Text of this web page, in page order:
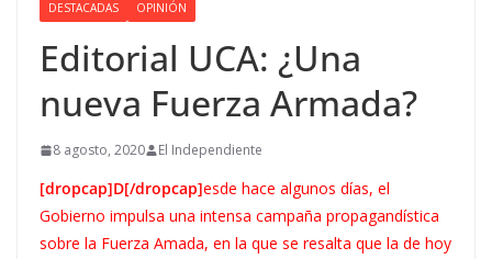
DESTACADAS OPINIÓN
Editorial UCA: ¿Una
nueva Fuerza Armada?
8 agosto, 2020 El Independiente
[dropcap]D[/dropcap]esde hace algunos días, el
Gobierno impulsa una intensa campaña propagandística
sobre la Fuerza Amada, en la que se resalta que la de hoy